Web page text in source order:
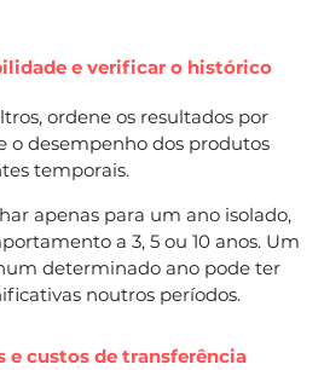
e verificar o histórico
ordene os resultados por
o desempenho dos produtos
temporais.
apenas para um ano isolado,
a 3, 5 ou 10 anos. Um
determinado ano pode ter
noutros períodos.
e custos de transferência